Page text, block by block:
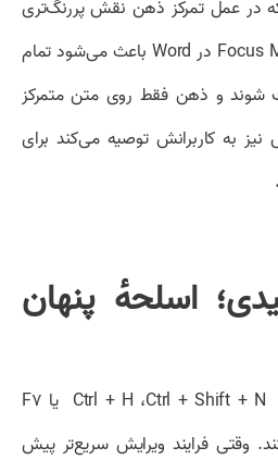
در عمل تمرکز ذهن نقش پررنگ‌تری
دارد. فعال‌سازی حالت Focus Mode در Word باعث می‌شود تمام
شوند و ذهن فقط روی متن متمرکز
نیز به کاربرانش توصیه می‌کند برای
.
اسلحهٔ پنهان
استفاده از میان‌برهایی مثل Ctrl + H ،Ctrl + Shift + N یا F۷
وقتی فرایند ویرایش سریع‌تر پیش